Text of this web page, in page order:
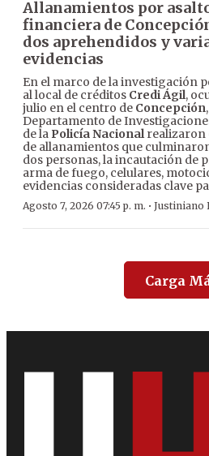
Allanamientos por
financiera de
dos aprehendidos y
evidencias
En el marco de la investigación
al local de créditos Credi Ágil,
julio en el centro de Concepción
Departamento de
de la Policía Nacionalrealizaron
de allanamientos que
dos personas, la incautación de
arma de fuego, celulares,
evidencias consideradas clave
Agosto 7, 2026 07:45 p. m. · Justiniano
Carga